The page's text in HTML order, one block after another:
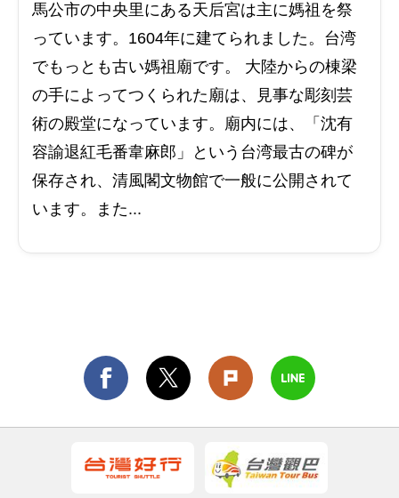
馬公市の中央里にある天后宮は主に媽祖を祭
っています。1604年に建てられました。台湾
でもっとも古い媽祖廟です。 大陸からの棟梁
の手によってつくられた廟は、見事な彫刻芸
術の殿堂になっています。廟内には、「沈有
容諭退紅毛番韋麻郎」という台湾最古の碑が
保存され、清風閣文物館で一般に公開されて
います。また...